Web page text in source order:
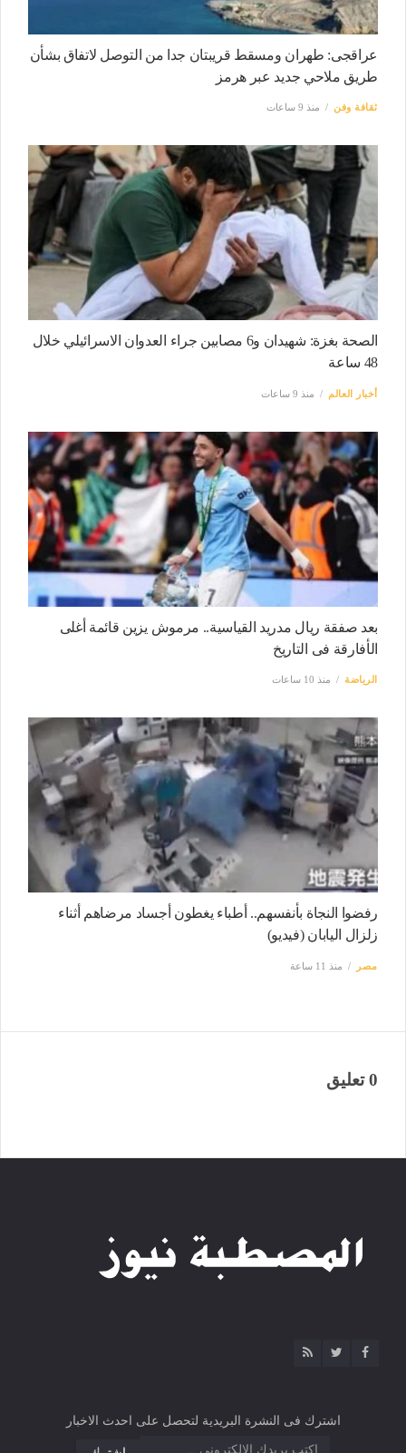
عراقجى: طهران ومسقط قريبتان جدا من التوصل لاتفاق بشأن
طريق ملاحي جديد عبر هرمز
ثقافة وفن منذ 9 ساعات
الصحة بغزة: شهيدان و6 مصابين جراء العدوان الاسرائيلي خلال
48 ساعة
أخبار العالم منذ 9 ساعات
بعد صفقة ريال مدريد القياسية.. مرموش يزين قائمة أغلى
الأفارقة فى التاريخ
الرياضة منذ 10 ساعات
رفضوا النجاة بأنفسهم.. أطباء يغطون أجساد مرضاهم أثناء
زلزال اليابان (فيديو)
مصر منذ 11 ساعة
0 تعليق
اشترك فى النشرة البريدية لتحصل على احدث الاخبار